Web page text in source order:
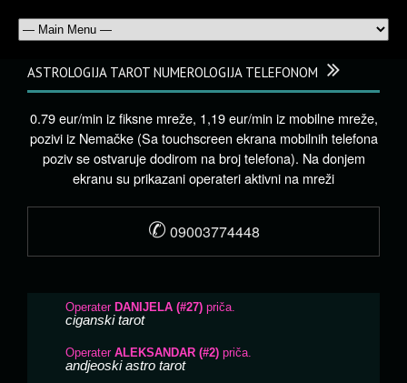
ASTROLOGIJA TAROT NUMEROLOGIJA TELEFONOM
0.79 eur/min iz fiksne mreže, 1,19 eur/min iz mobilne mreže,
pozivi iz Nemačke (Sa touchscreen ekrana mobilnih telefona
poziv se ostvaruje dodirom na broj telefona). Na donjem
ekranu su prikazani operateri aktivni na mreži
✆ 09003774448